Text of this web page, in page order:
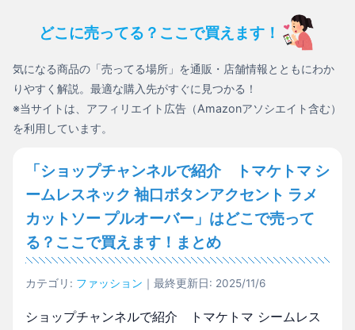
どこに売ってる？ここで買えます！
気になる商品の「売ってる場所」を通販・店舗情報とともにわか
りやすく解説。最適な購入先がすぐに見つかる！
※当サイトは、アフィリエイト広告（Amazonアソシエイト含む）
を利用しています。
「ショップチャンネルで紹介 トマケトマ シ
ームレスネック 袖口ボタンアクセント ラメ
カットソー プルオーバー」はどこで売って
る？ここで買えます！まとめ
カテゴリ: ファッション ｜最終更新日: 2025/11/6
ショップチャンネルで紹介 トマケトマ シームレス